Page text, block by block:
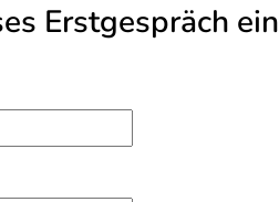
Erstgespräch ein